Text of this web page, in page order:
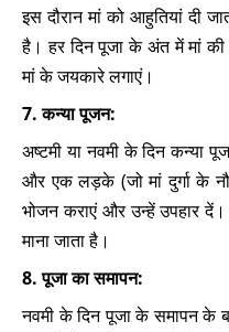
इस दौरान मां को आहुतियां दी
है। हर दिन पूजा के अंत में मां
मां के जयकारे लगाएं।
7. कन्या पूजन:
अष्टमी या नवमी के दिन कन्या
और एक लड़के (जो मां दुर्गा के
भोजन कराएं और उन्हें उपहार दें।
माना जाता है।
8. पूजा का समापन:
नवमी के दिन पूजा के समापन के